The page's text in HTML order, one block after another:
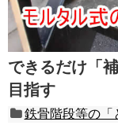
できるだけ「
目指す
鉄骨階段等の「